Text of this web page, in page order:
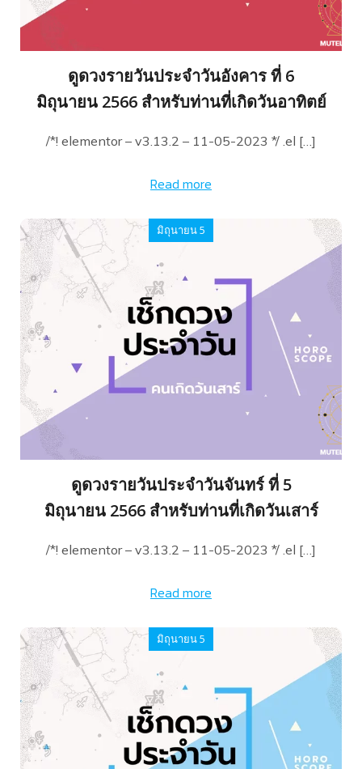
ดูดวงรายวันประจำวันอังคาร ที่ 6
มิถุนายน 2566 สำหรับท่านที่เกิดวันอาทิตย์
/*! elementor – v3.13.2 – 11-05-2023 */ .el […]
Read more
มิถุนายน 5
ดูดวงรายวันประจำวันจันทร์ ที่ 5
มิถุนายน 2566 สำหรับท่านที่เกิดวันเสาร์
/*! elementor – v3.13.2 – 11-05-2023 */ .el […]
Read more
มิถุนายน 5